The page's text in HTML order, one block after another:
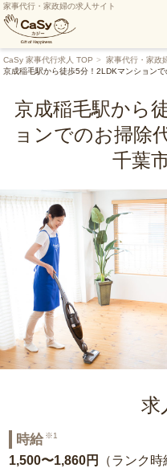
家事代行・家政婦の求人サイト
CaSy 家事代行求人 TOP 家事代行・家政
京成稲毛駅から徒歩5分！2LDKマンション
京成稲毛駅から
ョンでのお掃除
千葉
求
時給 ※1
1,500〜1,860円
（ランク